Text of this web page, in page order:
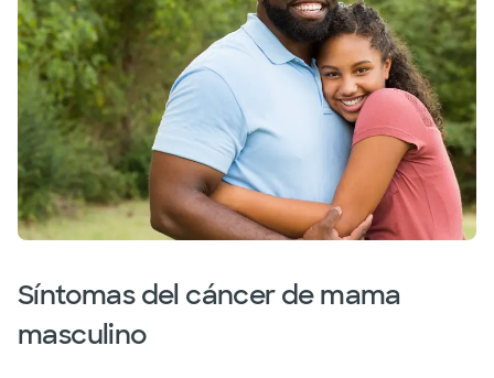
Síntomas del cáncer de mama
masculino